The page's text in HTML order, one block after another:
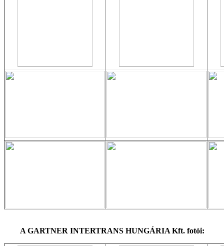
A GARTNER INTERTRANS HUNGÁRIA Kft. fotói: